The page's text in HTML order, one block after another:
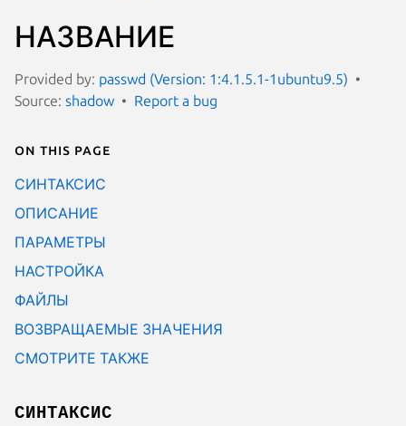
НАЗВАНИЕ
Provided by: passwd (Version: 1:4.1.5.1-1ubuntu9.5)
Source: shadow Report a bug
On this page
СИНТАКСИС
ОПИСАНИЕ
ПАРАМЕТРЫ
НАСТРОЙКА
ФАЙЛЫ
ВОЗВРАЩАЕМЫЕ ЗНАЧЕНИЯ
СМОТРИТЕ ТАКЖЕ
СИНТАКСИС